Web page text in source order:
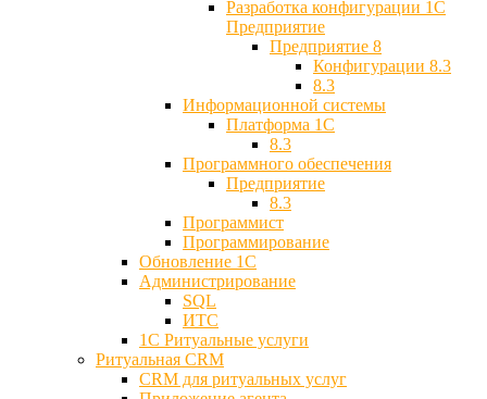
Разработка конфигурации 1С
Предприятие
Предприятие 8
Конфигурации 8.3
8.3
Информационной системы
Платформа 1С
8.3
Программного обеспечения
Предприятие
8.3
Программист
Программирование
Обновление 1С
Администрирование
SQL
ИТС
1С Ритуальные услуги
Ритуальная CRM
CRM для ритуальных услуг